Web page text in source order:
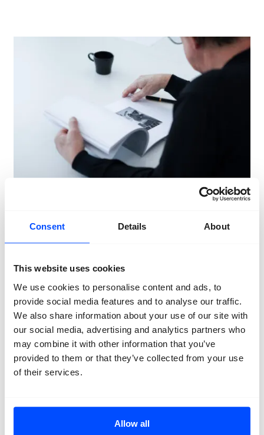
Consent Details About
This website uses cookies
We use cookies to personalise content and ads, to
provide social media features and to analyse our traffic.
We also share information about your use of our site with
our social media, advertising and analytics partners who
may combine it with other information that you’ve
provided to them or that they’ve collected from your use
of their services.
Allow all
Online portfolio reviews – eerste sessie